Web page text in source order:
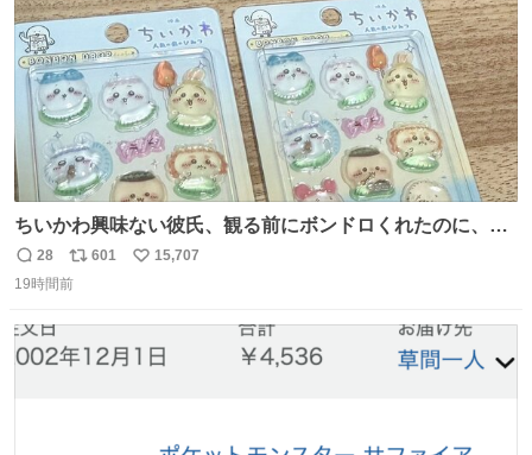
ちいかわ興味ない彼氏、観る前にボンドロくれたのに、見
た後に返却求められた。くそう。
返
信
28
リ
ポ
数
601
い
15,707
19時間前